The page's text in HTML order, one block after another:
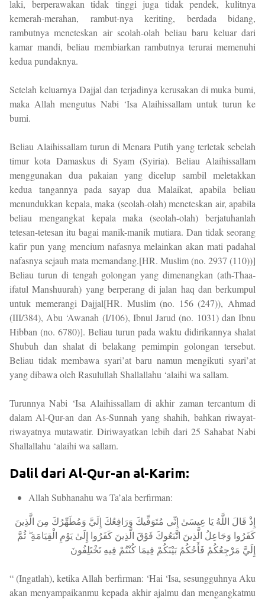
laki, berperawakan tidak tinggi juga tidak pendek, kulitnya
kemerah-merahan, rambut-nya keriting, berdada bidang,
rambutnya meneteskan air seolah-olah beliau baru keluar dari
kamar mandi, beliau membiarkan rambutnya terurai memenuhi
kedua pundaknya.
Setelah keluarnya Dajjal dan terjadinya kerusakan di muka bumi,
maka Allah mengutus Nabi ‘Isa Alaihissallam untuk turun ke
bumi.
Beliau Alaihissallam turun di Menara Putih yang terletak sebelah
timur kota Damaskus di Syam (Syiria). Beliau Alaihissallam
menggunakan dua pakaian yang dicelup sambil meletakkan
kedua tangannya pada sayap dua Malaikat, apabila beliau
menundukkan kepala, maka (seolah-olah) meneteskan air, apabila
beliau mengangkat kepala maka (seolah-olah) berjatuhanlah
tetesan-tetesan itu bagai manik-manik mutiara. Dan tidak seorang
kafir pun yang mencium nafasnya melainkan akan mati padahal
nafasnya sejauh mata memandang.[HR. Muslim (no. 2937 (110))]
Beliau turun di tengah golongan yang dimenangkan (ath-Thaa-
ifatul Manshuurah) yang berperang di jalan haq dan berkumpul
untuk memerangi Dajjal[HR. Muslim (no. 156 (247)), Ahmad
(III/384), Abu ‘Awanah (I/106), Ibnul Jarud (no. 1031) dan Ibnu
Hibban (no. 6780)]. Beliau turun pada waktu didirikannya shalat
Shubuh dan shalat di belakang pemimpin golongan tersebut.
Beliau tidak membawa syari’at baru namun mengikuti syari’at
yang dibawa oleh Rasulullah Shallallahu ‘alaihi wa sallam.
Turunnya Nabi ‘Isa Alaihissallam di akhir zaman tercantum di
dalam Al-Qur-an dan As-Sunnah yang shahih, bahkan riwayat-
riwayatnya mutawatir. Diriwayatkan lebih dari 25 Sahabat Nabi
Shallallahu ‘alaihi wa sallam.
Dalil dari Al-Qur-an al-Karim:
Allah Subhanahu wa Ta’ala berfirman:
إِذْ قَالَ اللَّهُ يَا عِيسَىٰ إِنِّي مُتَوَفِّيكَ وَرَافِعُكَ إِلَيَّ وَمُطَهِّرُكَ مِنَ الَّذِينَ
كَفَرُوا وَجَاعِلُ الَّذِينَ اتَّبَعُوكَ فَوْقَ الَّذِينَ كَفَرُوا إِلَىٰ يَوْمِ الْقِيَامَةِ ۖ ثُمَّ
إِلَيَّ مَرْجِعُكُمْ فَأَحْكُمُ بَيْنَكُمْ فِيمَا كُنْتُمْ فِيهِ تَخْتَلِفُونَ
“ (Ingatlah), ketika Allah berfirman: ‘Hai ‘Isa, sesungguhnya Aku
akan menyampaikanmu kepada akhir ajalmu dan mengangkatmu